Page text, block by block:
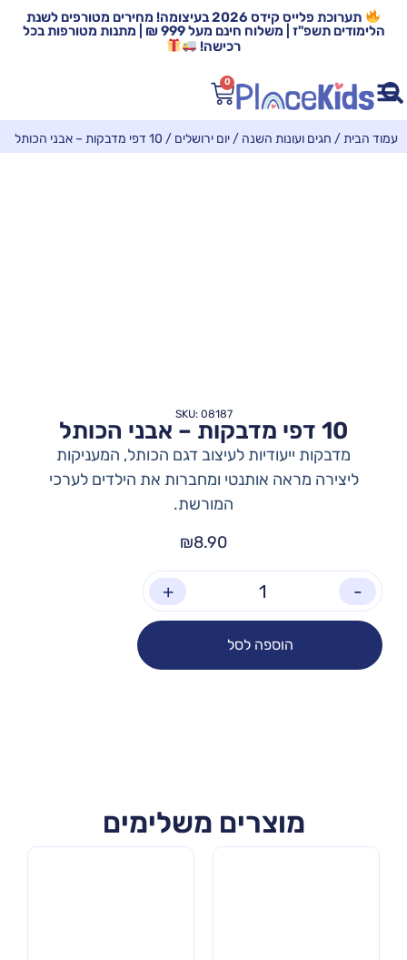
תערוכת פלייס קידס 2026 בעיצומה! מחירים מטורפים לשנת
הלימודים תשפ"ז | משלוח חינם מעל 999 ₪ | מתנות מטורפות בכל
רכישה!
0
עמוד הבית/ חגים ועונות השנה / יום ירושלים / 10 דפי מדבקות – אבני הכותל
SKU: 08187
10 דפי מדבקות – אבני הכותל
מדבקות ייעודיות לעיצוב דגם הכותל, המעניקות
ליצירה מראה אותנטי ומחברות את הילדים לערכי
המורשת.
₪8.90
-
+
הוספה לסל
מוצרים משלימים